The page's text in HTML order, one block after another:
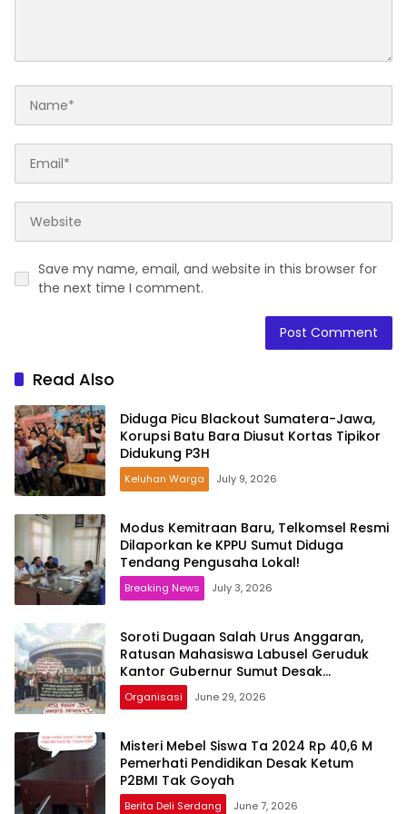
Save my name, email, and website in this browser for
the next time I comment.
Read Also
Diduga Picu Blackout Sumatera-Jawa,
Korupsi Batu Bara Diusut Kortas Tipikor
Didukung P3H
Keluhan Warga July 9, 2026
Modus Kemitraan Baru, Telkomsel Resmi
Dilaporkan ke KPPU Sumut Diduga
Tendang Pengusaha Lokal!
Breaking News July 3, 2026
Soroti Dugaan Salah Urus Anggaran,
Ratusan Mahasiswa Labusel Geruduk
Kantor Gubernur Sumut Desak
Pengusutan Hibah Rp25 Miliar
Organisasi June 29, 2026
Misteri Mebel Siswa Ta 2024 Rp 40,6 M
Pemerhati Pendidikan Desak Ketum
P2BMI Tak Goyah
Berita Deli Serdang June 7, 2026